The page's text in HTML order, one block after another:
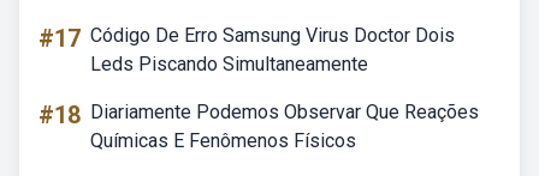
#17 Código De Erro Samsung Virus Doctor Dois
Leds Piscando Simultaneamente
#18 Diariamente Podemos Observar Que Reações
Químicas E Fenômenos Físicos